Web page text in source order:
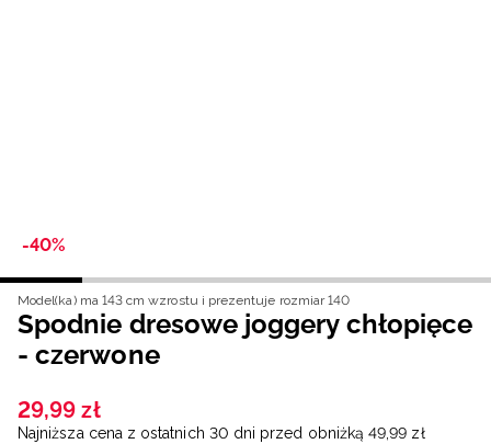
-40%
Model(ka) ma 143 cm wzrostu i prezentuje rozmiar 140
Spodnie dresowe joggery chłopięce
- czerwone
29,99 zł
Najniższa cena z ostatnich 30 dni przed obniżką 49,99 zł